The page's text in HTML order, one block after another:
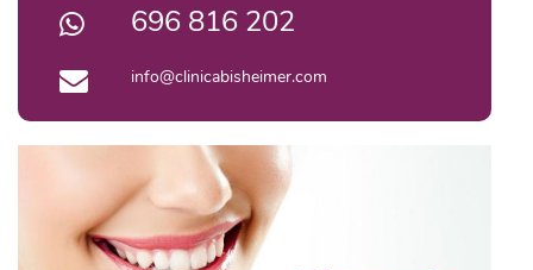
696 816 202
info@clinicabisheimer.com